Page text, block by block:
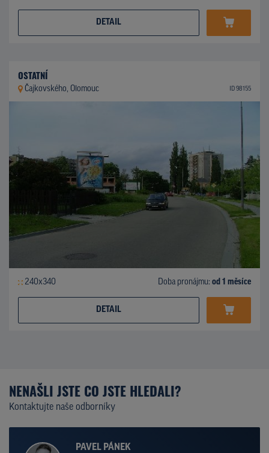
DETAIL
OSTATNÍ
Čajkovského, Olomouc ID 98155
240x340 Doba pronájmu: od 1 měsíce
DETAIL
NENAŠLI JSTE CO JSTE HLEDALI?
Kontaktujte naše odborníky
PAVEL PÁNEK